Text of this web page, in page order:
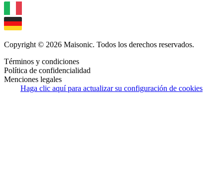
Copyright © 2026 Maisonic. Todos los derechos reservados.
Términos y condiciones
Política de confidencialidad
Menciones legales
Haga clic aquí para actualizar su configuración de cookies